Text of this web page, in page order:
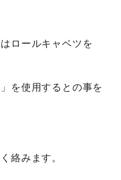
ロールキャベツを
を使用するとの事を
絡みます。